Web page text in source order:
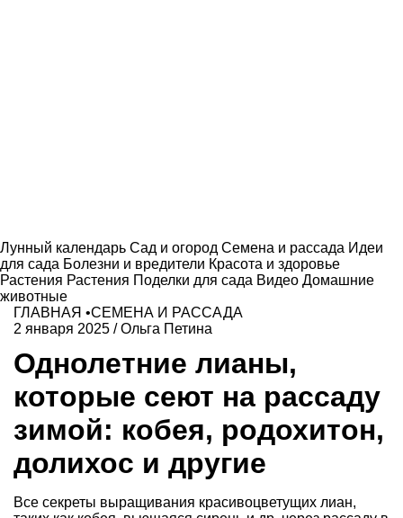
Лунный календарь Сад и огород Семена и рассада Идеи
для сада Болезни и вредители Красота и здоровье
Растения Растения Поделки для сада Видео Домашние
животные
ГЛАВНАЯ •СЕМЕНА И РАССАДА
2 января 2025 /Ольга Петина
Однолетние лианы,
которые сеют на рассаду
зимой: кобея, родохитон,
долихос и другие
Все секреты выращивания красивоцветущих лиан,